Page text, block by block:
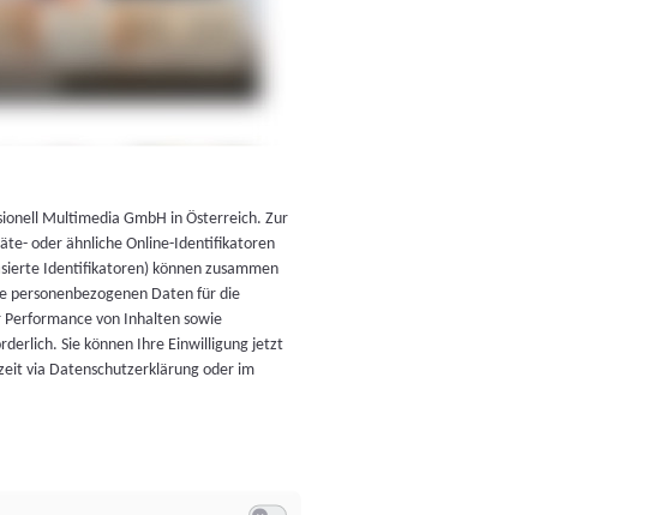
Multimedia GmbH in Österreich. Zur
oder ähnliche Online-Identifikatoren
Identifikatoren) können zusammen
personenbezogenen Daten für die
von Inhalten sowie
Sie können Ihre Einwilligung jetzt
via Datenschutzerklärung oder im